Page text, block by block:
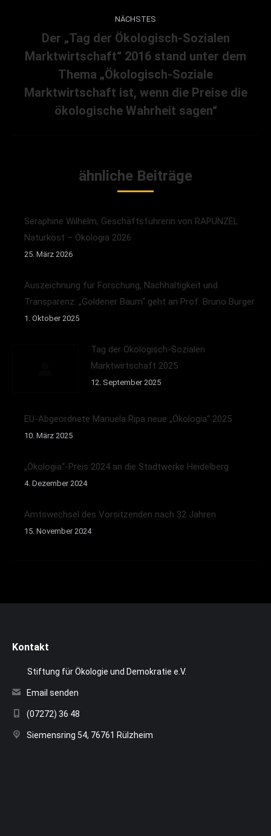
NÄCHSTES
Nächster
Beitrag:
Der „Tag der Ökologisch-Sozialen
Marktwirtschaft“ 2016 stand unter dem
Thema „Ökologisch-Soziale
Marktwirtschaft ist, wenn die Preise die
ökologische Wahrheit sagen“
ähnliche Beiträge
Seraphine Wilhelm, Geschäftsführerin von RAPUNZEL
Naturkost – Ökologia 2026
25. März 2026
Auszeichnung für Forschung, Nachhaltigkeit und
Transparenz: „Goldener Baum“ geht an Prof. Bruno Burger
1. Oktober 2025
Tag der Ökologisch-Sozialen
Marktwirtschaft 2025
12. September 2025
EU-Abgeordnete Manuela Ripa neue „Ökologia“ 2025
10. März 2025
„Ökologia“-Preis 2024 an die Stadtwerke Heidelberg
4. Dezember 2024
Amtswechsel des Vorsitzenden nach 32 Jahren
15. November 2024
Kontakt
Stiftung für Ökologie und Demokratie e.V.
Email senden
(07272) 36 48
Siemensring 54, 76761 Rülzheim